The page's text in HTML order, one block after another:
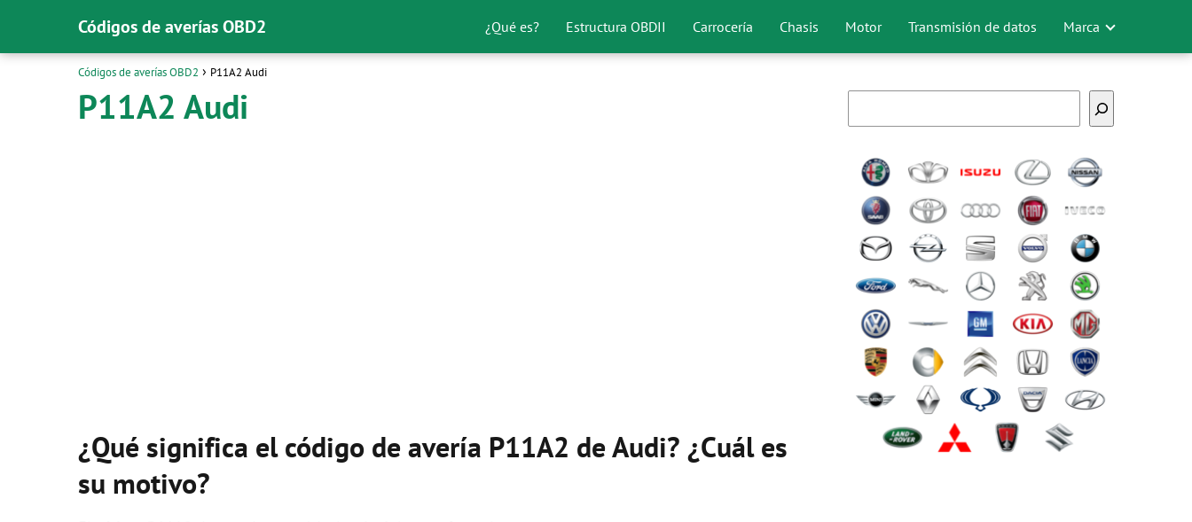
Códigos de averías OBD2 ¿Qué es? Estructura OBDII Carrocería Chasis Motor Transmisión de datos Marca
Códigos de averías OBD2 P11A2 Audi
P11A2 Audi
¿Qué significa el código de avería P11A2 de Audi? ¿Cuál es
su motivo?